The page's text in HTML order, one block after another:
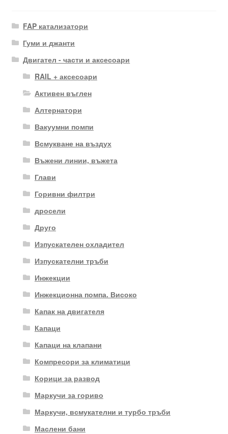
FAP катализатори
Гуми и джанти
Двигател - части и аксесоари
RAIL + аксесоари
Активен въглен
Алтернатори
Вакуумни помпи
Всмукване на въздух
Въжени линии, въжета
Глави
Горивни филтри
дросели
Друго
Изпускателен охладител
Изпускателни тръби
Инжекции
Инжекционна помпа. Високо
Капак на двигателя
Капаци
Капаци на клапани
Компресори за климатици
Корици за развод
Маркучи за гориво
Маркучи, всмукателни и турбо тръби
Маслени бани